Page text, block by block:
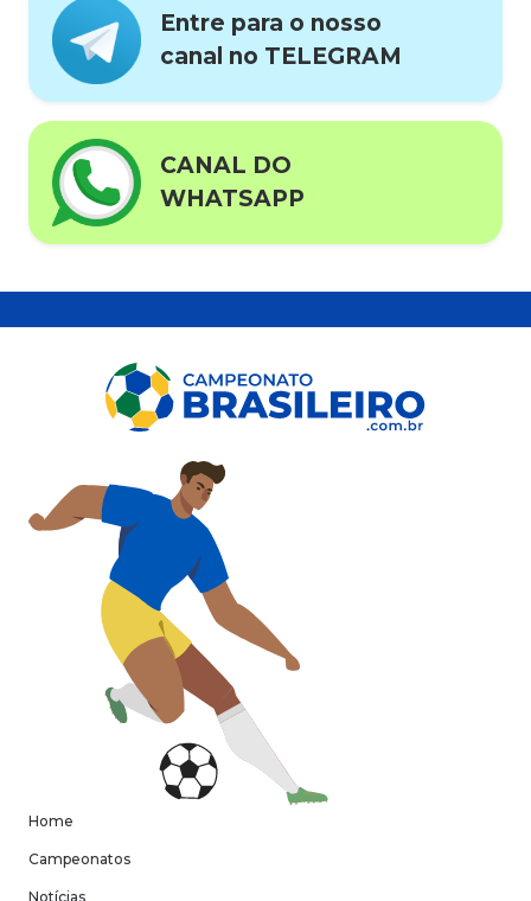
Entre para o nosso
canal no TELEGRAM
CANAL DO
WHATSAPP
Home
Campeonatos
Notícias